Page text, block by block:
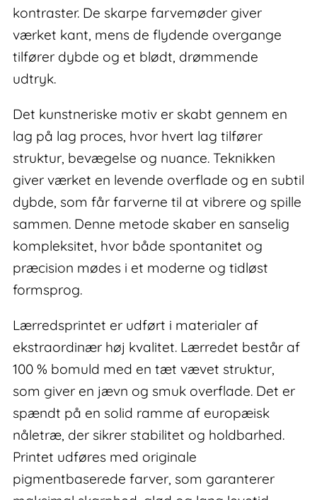
kontraster. De skarpe farvemøder giver
værket kant, mens de flydende overgange
tilfører dybde og et blødt, drømmende
udtryk.
Det kunstneriske motiv er skabt gennem en
lag på lag proces, hvor hvert lag tilfører
struktur, bevægelse og nuance. Teknikken
giver værket en levende overflade og en subtil
dybde, som får farverne til at vibrere og spille
sammen. Denne metode skaber en sanselig
kompleksitet, hvor både spontanitet og
præcision mødes i et moderne og tidløst
formsprog.
Lærredsprintet er udført i materialer af
ekstraordinær høj kvalitet. Lærredet består af
100 % bomuld med en tæt vævet struktur,
som giver en jævn og smuk overflade. Det er
spændt på en solid ramme af europæisk
nåletræ, der sikrer stabilitet og holdbarhed.
Printet udføres med originale
pigmentbaserede farver, som garanterer